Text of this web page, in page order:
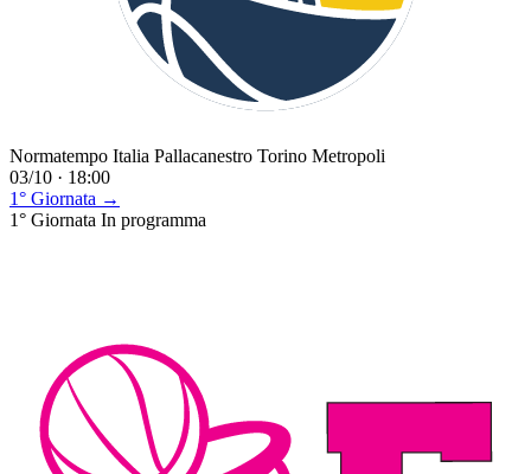
Normatempo Italia Pallacanestro Torino Metropoli
03/10 · 18:00
1° Giornata →
1° Giornata In programma